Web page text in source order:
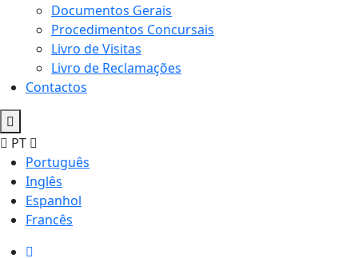
Documentos Gerais
Procedimentos Concursais
Livro de Visitas
Livro de Reclamações
Contactos
PT
Português
Inglês
Espanhol
Francês